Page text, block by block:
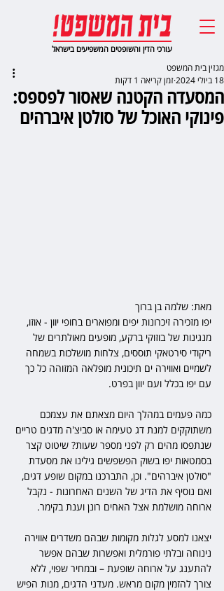
עורכי הדין והשופטים המשפיעים בישראל
המסעדה הקטנה שאסור לפספס:
פינוקי האוכל של סולטן איברהים
מגזין בית המשפט
18 ביולי 2024
זמן קריאה 1 דקות
מאת: שלמה בן ברוך
יפו מזכירה זיכרונות יפים ומפוארים בחופי יוון - אוזו,
מנגינות של בוזוקי ברקע, מופעים מאולתרים של
ריקודי סירטאקי תוססים, צלחות מושלכות בשמחה
לשמיים ואווירה ים תיכונית מופלאה המזוהה כל כך
עם יפו בכלל ועם יוון בפרט.
כמה פעמים במהלך היום מצאתם את עצמכם
משתוקקים למנת דג טעימה או סביצ'ה מדגים טריים
שנתפסו מהים רק לפני מספר שעות? שיטוט קצר
בסמטאות יפו בשוק הפשפשים גילינו את מסעדת
"סולטן איברהים". וכן, התברכנו במקום שופע דגים,
ואם נוסיף את הדיג של השנים האחרונות - נקבל
ארוחה מושלמת אצל האחים רונן וענת בקימר.
יצאנו למסע לגלות מקומות שבהם משדרים אווירה
נינוחה ובלתי פורמלית ואפשרות שבהם אפשר
להתענג על ארוחה שופעת – ובמחיר שפוי, ללא
צורך להזמין מקום מראש. מעדני הדגים, מנות הפיש